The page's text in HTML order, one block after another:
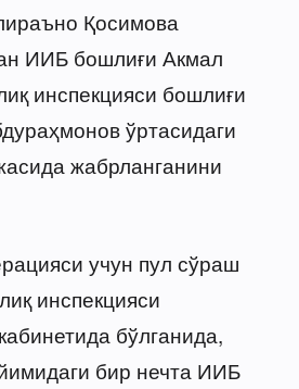
Қосимова
ИИБ бошлиғи Акмал
инспекцияси бошлиғи
ўртасидаги
жабрланганини
учун пул сўраш
инспекцияси
бўлганида,
бир нечта ИИБ